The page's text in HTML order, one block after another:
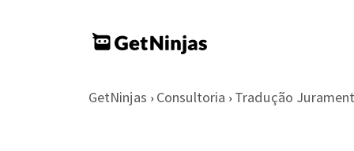
GetNinjas › Consultoria › Tradução